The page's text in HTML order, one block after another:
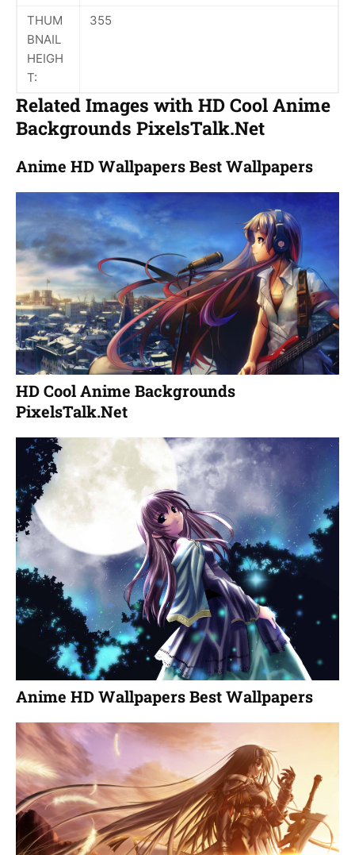
THUM
BNAIL
HEIGH
T:
355
Related Images with HD Cool Anime
Backgrounds PixelsTalk.Net
Anime HD Wallpapers Best Wallpapers
HD Cool Anime Backgrounds
PixelsTalk.Net
Anime HD Wallpapers Best Wallpapers